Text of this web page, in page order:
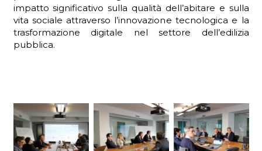
impatto significativo sulla qualità dell’abitare e sulla
vita sociale attraverso l’innovazione tecnologica e la
trasformazione digitale nel settore dell’edilizia
pubblica.